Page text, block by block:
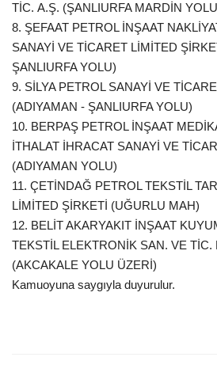
TİC. A.Ş. (ŞANLIURFA MARDİN
8. ŞEFAAT PETROL İNŞAAT
SANAYİ VE TİCARET LİMİTED
ŞANLIURFA YOLU)
9. SİLYA PETROL SANAYİ VE
(ADIYAMAN - ŞANLIURFA YOLU)
10. BERPAŞ PETROL İNŞAAT
İTHALAT İHRACAT SANAYİ VE
(ADIYAMAN YOLU)
11. ÇETİNDAĞ PETROL TEKSTİL
LİMİTED ŞİRKETİ (UĞURLU MAH)
12. BELİT AKARYAKIT İNŞAAT
TEKSTİL ELEKTRONİK SAN. VE TİC.
(AKCAKALE YOLU ÜZERİ)
Kamuoyuna saygıyla duyurulur.